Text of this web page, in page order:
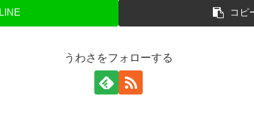
LINE コピ
うわさをフォローする